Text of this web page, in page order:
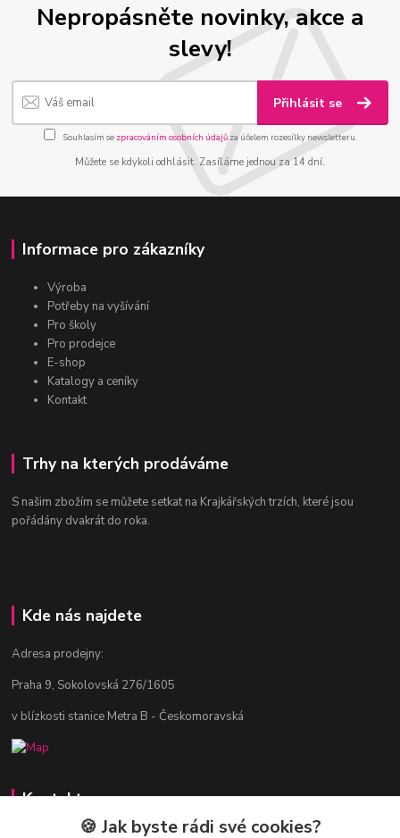
Nepropásněte novinky, akce a
slevy!
Přihlásit se
Souhlasím se zpracováním osobních údajůza účelem rozesílky newsletteru.
Můžete se kdykoli odhlásit. Zasíláme jednou za 14 dní.
Informace pro zákazníky
Výroba
Potřeby na vyšívání
Pro školy
Pro prodejce
E-shop
Katalogy a ceníky
Kontakt
Trhy na kterých prodáváme
S našim zbožím se můžete setkat na Krajkářských trzích, které jsou
pořádány dvakrát do roka.
Kde nás najdete
Adresa prodejny:
Praha 9, Sokolovská 276/1605
v blízkosti stanice Metra B - Českomoravská
Kontakty
🍪 Jak byste rádi své cookies?